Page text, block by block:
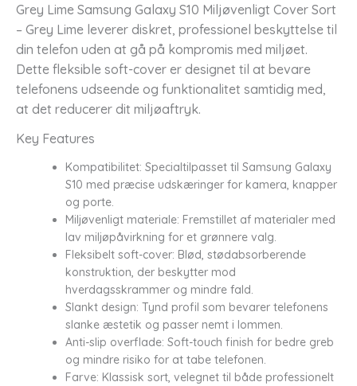
Grey Lime Samsung Galaxy S10 Miljøvenligt Cover Sort
– Grey Lime leverer diskret, professionel beskyttelse til
din telefon uden at gå på kompromis med miljøet.
Dette fleksible soft-cover er designet til at bevare
telefonens udseende og funktionalitet samtidig med,
at det reducerer dit miljøaftryk.
Key Features
Kompatibilitet: Specialtilpasset til Samsung Galaxy
S10 med præcise udskæringer for kamera, knapper
og porte.
Miljøvenligt materiale: Fremstillet af materialer med
lav miljøpåvirkning for et grønnere valg.
Fleksibelt soft-cover: Blød, stødabsorberende
konstruktion, der beskytter mod
hverdagsskrammer og mindre fald.
Slankt design: Tynd profil som bevarer telefonens
slanke æstetik og passer nemt i lommen.
Anti-slip overflade: Soft-touch finish for bedre greb
og mindre risiko for at tabe telefonen.
Farve: Klassisk sort, velegnet til både professionelt